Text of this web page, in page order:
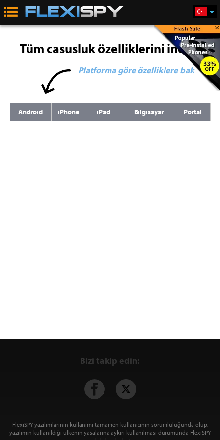
×
Tüm casusluk özelliklerini incele
Platforma göre özelliklere bak
Android iPhone iPad Bilgisayar Portal
Bizi takip edin:
FlexiSPY yazılımlarının kullanımı tamamen kullanıcının sorumluluğunda olup,
yazılımın kullanıldığı ülkenin yasalarına aykırı kullanılması durumunda FlexiSPY